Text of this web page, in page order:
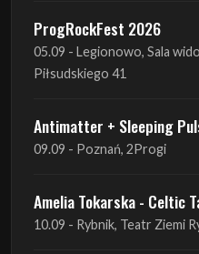
Antimatter + Sleeping Pulse
09.09 - Poznań, 2Progi
Amelia Tokarska - Celtic
10.09 - Rybnik, Teatr Ziemi
Antimatter + Sleeping